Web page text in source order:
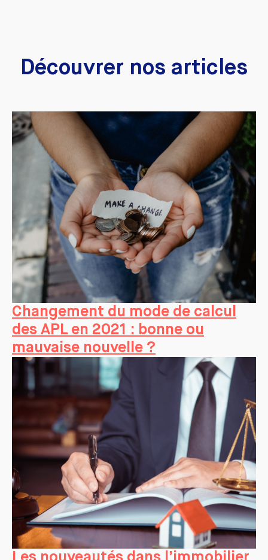
Découvrer nos articles
Changement du mode de calcul
des APL en 2021 : bonne ou
mauvaise nouvelle ?